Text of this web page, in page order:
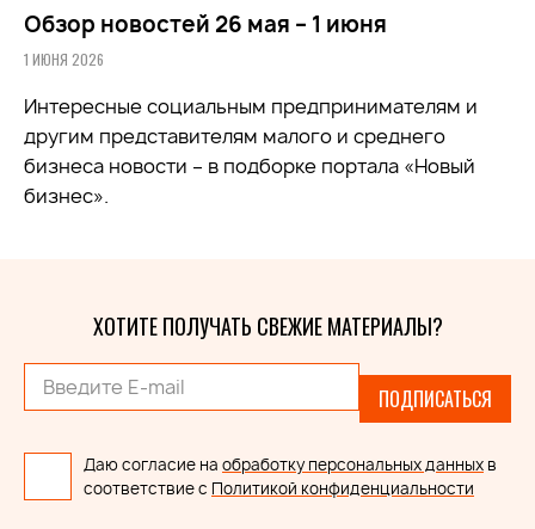
Обзор новостей 26 мая – 1 июня
1 ИЮНЯ 2026
Интересные социальным предпринимателям и
другим представителям малого и среднего
бизнеса новости – в подборке портала «Новый
бизнес».
ХОТИТЕ ПОЛУЧАТЬ СВЕЖИЕ МАТЕРИАЛЫ?
ПОДПИСАТЬСЯ
Даю согласие на обработку персональных данных в
соответствие с Политикой конфиденциальности